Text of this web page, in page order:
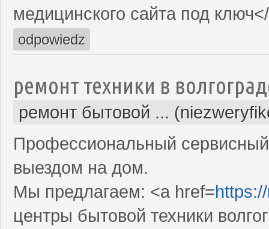
медицинского сайта под
odpowiedz
ремонт техники в
ремонт бытовой ...
Профессиональный
выездом на дом.
Мы предлагаем: <a href=
центры бытовой техники